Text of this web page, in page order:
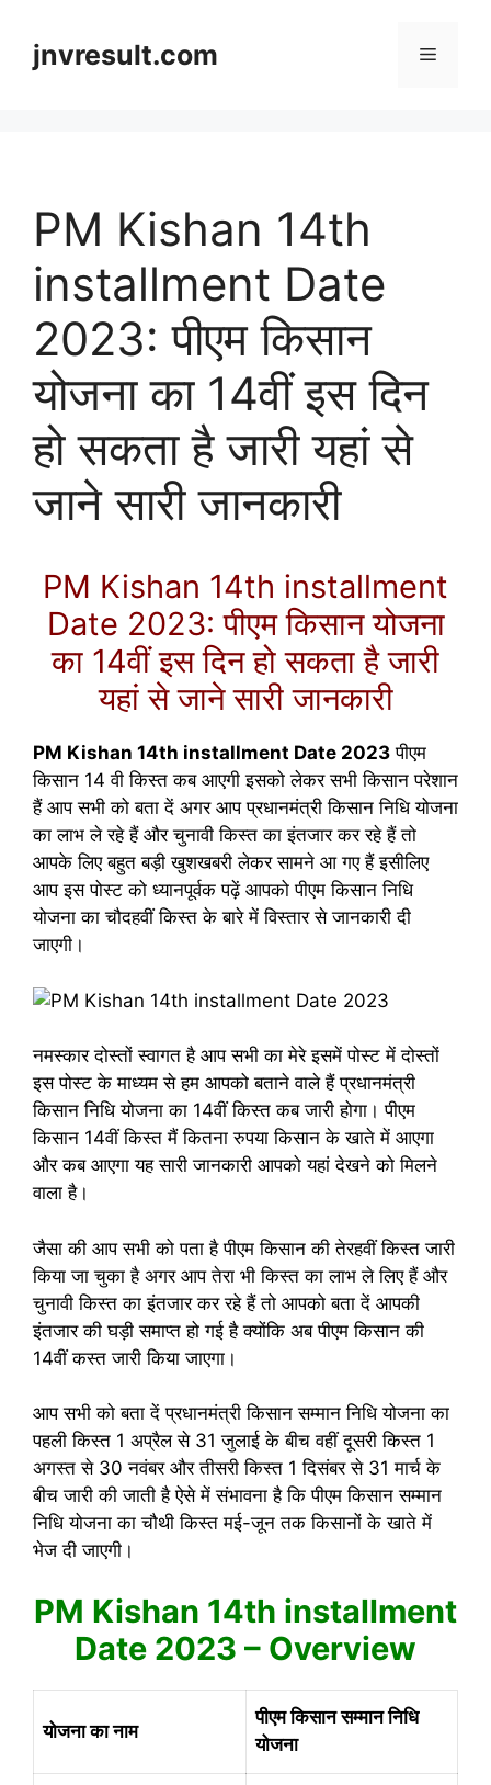
contentjnvresult.com Menu
PM Kishan 14th
installment Date
2023: पीएम किसान
योजना का 14वीं इस दिन
हो सकता है जारी यहां से
जाने सारी जानकारी
PM Kishan 14th installment
Date 2023: पीएम किसान योजना
का 14वीं इस दिन हो सकता है जारी
यहां से जाने सारी जानकारी
PM Kishan 14th installment Date 2023 पीएम
किसान 14 वी किस्त कब आएगी इसको लेकर सभी किसान परेशान
हैं आप सभी को बता दें अगर आप प्रधानमंत्री किसान निधि योजना
का लाभ ले रहे हैं और चुनावी किस्त का इंतजार कर रहे हैं तो
आपके लिए बहुत बड़ी खुशखबरी लेकर सामने आ गए हैं इसीलिए
आप इस पोस्ट को ध्यानपूर्वक पढ़ें आपको पीएम किसान निधि
योजना का चौदहवीं किस्त के बारे में विस्तार से जानकारी दी
जाएगी।
नमस्कार दोस्तों स्वागत है आप सभी का मेरे इसमें पोस्ट में दोस्तों
इस पोस्ट के माध्यम से हम आपको बताने वाले हैं प्रधानमंत्री
किसान निधि योजना का 14वीं किस्त कब जारी होगा। पीएम
किसान 14वीं किस्त मैं कितना रुपया किसान के खाते में आएगा
और कब आएगा यह सारी जानकारी आपको यहां देखने को मिलने
वाला है।
जैसा की आप सभी को पता है पीएम किसान की तेरहवीं किस्त जारी
किया जा चुका है अगर आप तेरा भी किस्त का लाभ ले लिए हैं और
चुनावी किस्त का इंतजार कर रहे हैं तो आपको बता दें आपकी
इंतजार की घड़ी समाप्त हो गई है क्योंकि अब पीएम किसान की
14वीं कस्त जारी किया जाएगा।
आप सभी को बता दें प्रधानमंत्री किसान सम्मान निधि योजना का
पहली किस्त 1 अप्रैल से 31 जुलाई के बीच वहीं दूसरी किस्त 1
अगस्त से 30 नवंबर और तीसरी किस्त 1 दिसंबर से 31 मार्च के
बीच जारी की जाती है ऐसे में संभावना है कि पीएम किसान सम्मान
निधि योजना का चौथी किस्त मई-जून तक किसानों के खाते में
भेज दी जाएगी।
PM Kishan 14th installment
Date 2023 – Overview
योजना का नाम
पीएम किसान सम्मान निधि
योजना